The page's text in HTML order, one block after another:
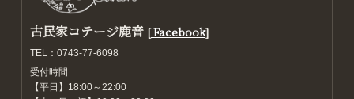
古民家コテージ鹿音 [Facebook]
TEL：0743-77-6098
受付時間
【平日】18:00～22:00